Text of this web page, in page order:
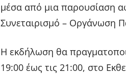
μέσα από μια παρουσίαση
Συνεταιρισμό – Οργάνωση
Η εκδήλωση θα
19:00 έως τις 21:00, στο